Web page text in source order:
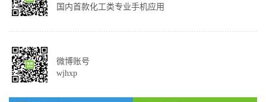
国内首款化工类专业手机应用
微博账号
wjhxp